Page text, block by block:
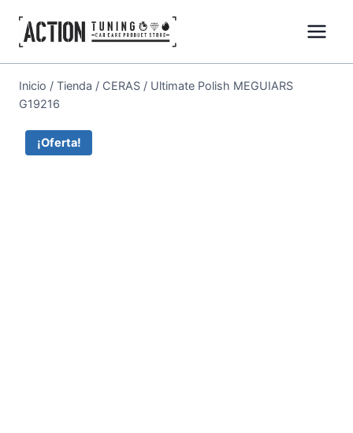
Inicio / Tienda / CERAS / Ultimate Polish MEGUIARS
G19216
¡Oferta!